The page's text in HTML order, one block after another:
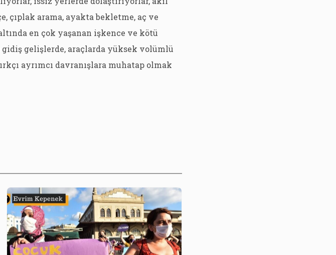
çıplak arama, ayakta bekletme, aç ve
en çok yaşanan işkence ve kötü
gelişlerde, araçlarda yüksek volümlü
ayrımcı davranışlara muhatap olmak